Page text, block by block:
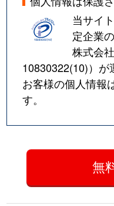
当サイ
定企業
株式会
10830322(10)）が
お客様の個人情報
す。